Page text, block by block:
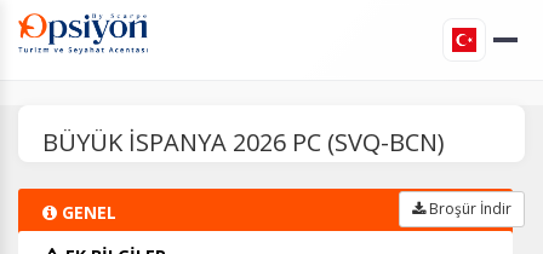
BÜYÜK İSPANYA 2026 PC (SVQ-BCN)
GENEL
Broşür İndir